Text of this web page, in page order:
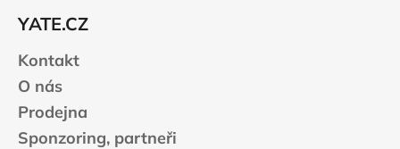
YATE.CZ
Kontakt
O nás
Prodejna
Sponzoring, partneři